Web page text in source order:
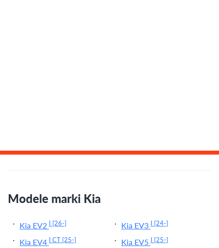
Modele marki Kia
Kia EV2 I [26-] Kia EV3 I [24-]
Kia EV4 I CT [25-] Kia EV5 I [25-]